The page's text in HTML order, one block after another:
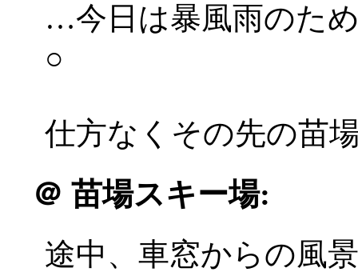
…今日は暴風雨のた
○
仕方なくその先の苗
＠ 苗場スキー場:
途中、車窓からの風